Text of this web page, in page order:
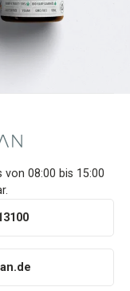
von 08:00 bis 15:00